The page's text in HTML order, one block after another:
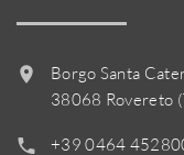
Borgo Santa
38068 Rovereto
+39 0464